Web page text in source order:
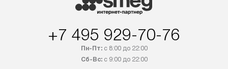
быть отправлен покупателю
в Санкт-Петербург и другие
транспортные компании. После
подключения к
+7 495 929-70-76
Пн-Пт:с 8:00 до 22:00
Сб-Вс:с 9:00 до 22:00